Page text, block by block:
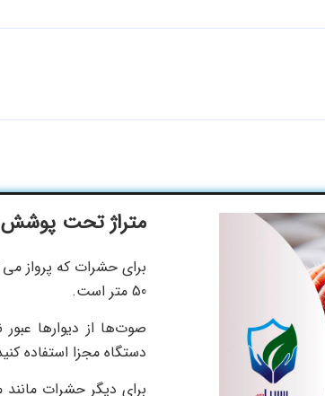
متراژ تحت پوشش
برای حشرات که پرواز
50 متر است.
صوت‌ها از دیوارها
دستگاه مجزا استفاده
برای دیگر حشرات